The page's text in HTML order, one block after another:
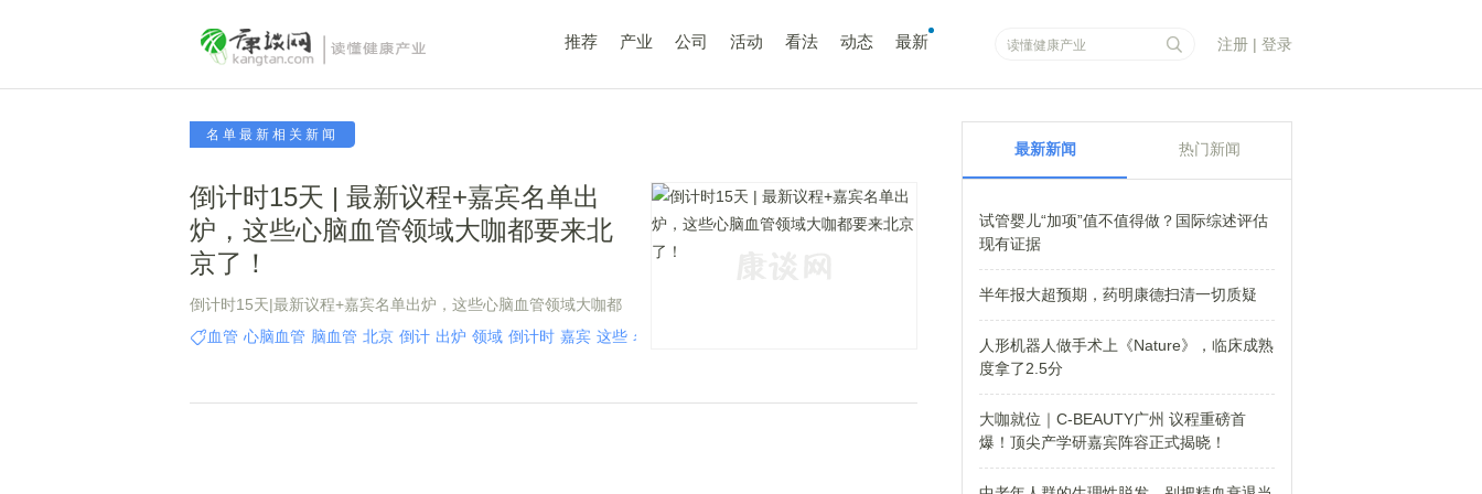
推荐 产业 公司 活动 看法 动态 最新 注册 | 登录
名单最新相关新闻
倒计时15天 | 最新议程+嘉宾名单出
炉，这些心脑血管领域大咖都要来北
京了！
倒计时15天|最新议程+嘉宾名单出炉，这些心脑血管领域大咖都
要来北京了！
血管 心脑血管 脑血管 北京 倒计 出炉 领域 倒计时 嘉宾 这些 名单
最新新闻 热门新闻
试管婴儿“加项”值不值得做？国际综述评估
现有证据
半年报大超预期，药明康德扫清一切质疑
人形机器人做手术上《Nature》，临床成熟
度拿了2.5分
大咖就位｜C-BEAUTY广州 议程重磅首
爆！顶尖产学研嘉宾阵容正式揭晓！